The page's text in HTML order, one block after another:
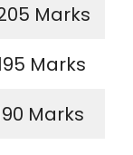
Marks
Marks
Marks